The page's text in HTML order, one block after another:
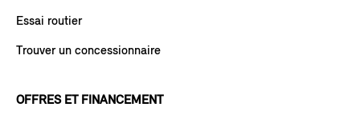
Essai routier
Trouver un concessionnaire
OFFRES ET FINANCEMENT